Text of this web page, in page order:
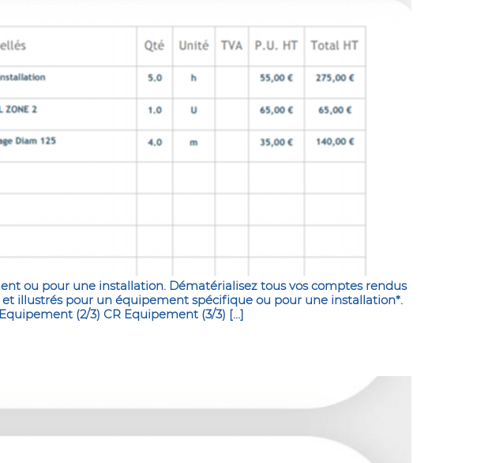
ou pour une installation. Dématérialisez tous vos comptes rendus
illustrés pour un équipement spécifique ou pour une installation*.
(2/3) CR Equipement (3/3) […]